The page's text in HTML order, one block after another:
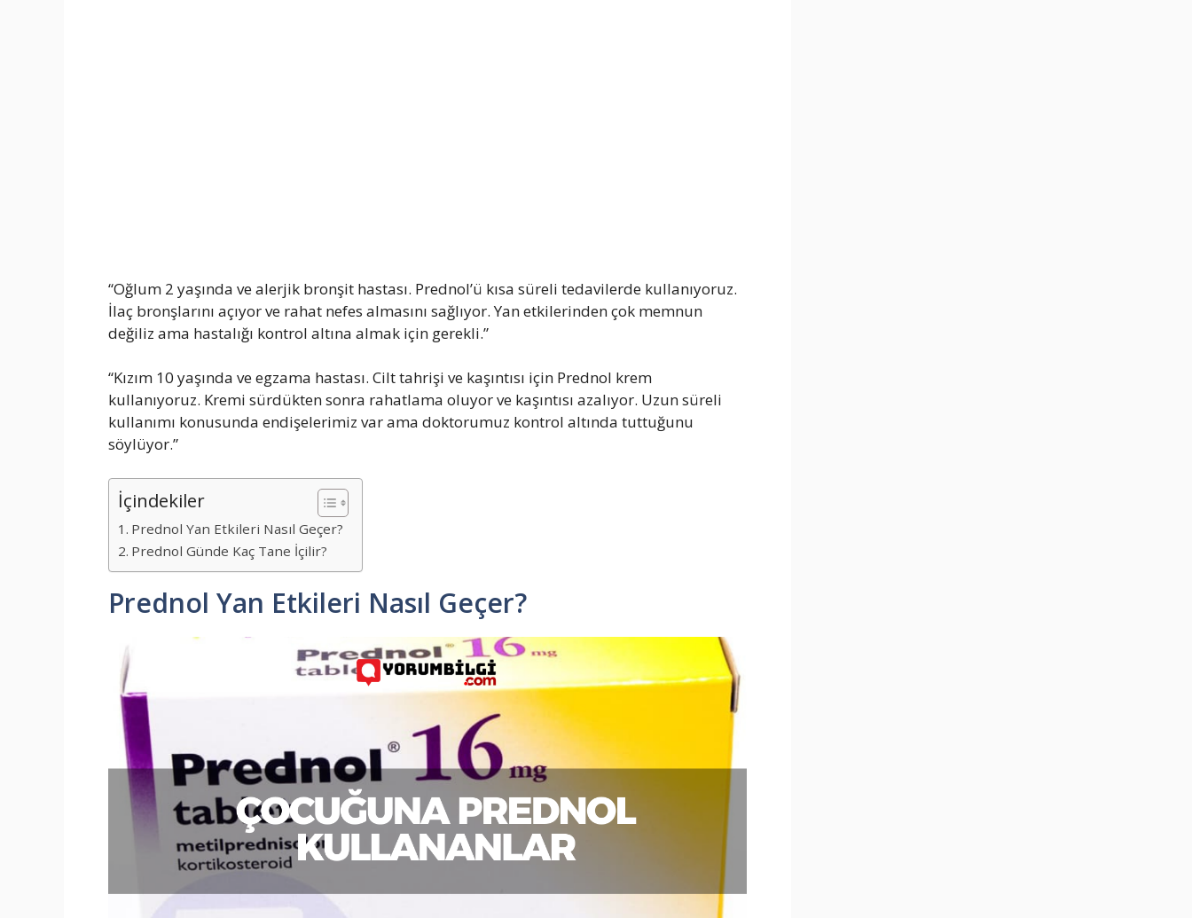
“Oğlum 2 yaşında ve alerjik bronşit hastası. Prednol’ü kısa süreli tedavilerde kullanıyoruz.
İlaç bronşlarını açıyor ve rahat nefes almasını sağlıyor. Yan etkilerinden çok memnun
değiliz ama hastalığı kontrol altına almak için gerekli.”
“Kızım 10 yaşında ve egzama hastası. Cilt tahrişi ve kaşıntısı için Prednol krem
kullanıyoruz. Kremi sürdükten sonra rahatlama oluyor ve kaşıntısı azalıyor. Uzun süreli
kullanımı konusunda endişelerimiz var ama doktorumuz kontrol altında tuttuğunu
söylüyor.”
İçindekiler
Prednol Yan Etkileri Nasıl Geçer?
Prednol Günde Kaç Tane İçilir?
Prednol Yan Etkileri Nasıl Geçer?